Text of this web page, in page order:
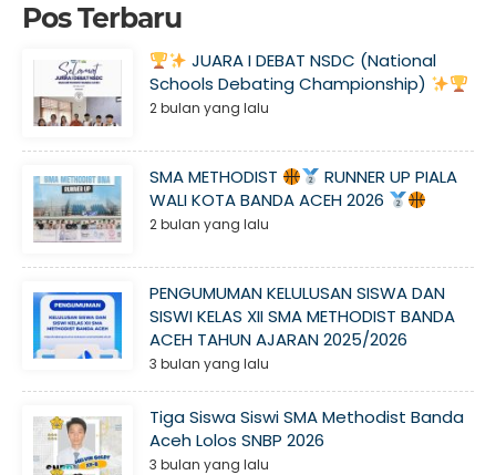
Pos Terbaru
JUARA I DEBAT NSDC (National
Schools Debating Championship)
2 bulan yang lalu
SMA METHODIST
RUNNER UP PIALA
WALI KOTA BANDA ACEH 2026
2 bulan yang lalu
PENGUMUMAN KELULUSAN SISWA DAN
SISWI KELAS XII SMA METHODIST BANDA
ACEH TAHUN AJARAN 2025/2026
3 bulan yang lalu
Tiga Siswa Siswi SMA Methodist Banda
Aceh Lolos SNBP 2026
3 bulan yang lalu